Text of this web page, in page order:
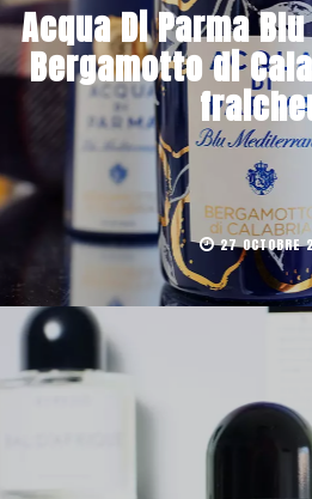
Acqua Di Parma
Bergamotto di
27 OCTOBRE